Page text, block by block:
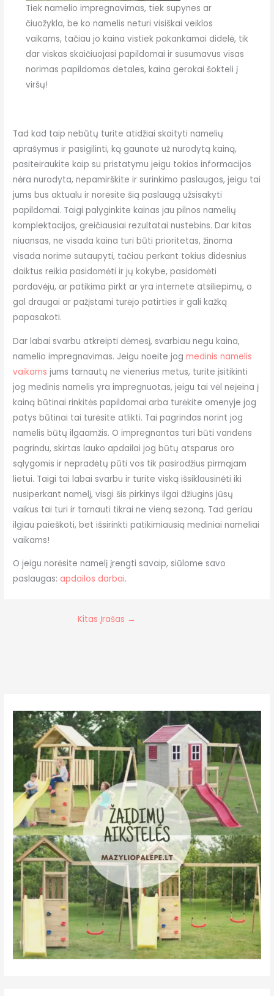
Tiek namelio impregnavimas, tiek supynes ar
čiuožykla, be ko namelis neturi visiškai veiklos
vaikams, tačiau jo kaina vistiek pakankamai didelė, tik
dar viskas skaičiuojasi papildomai ir susumavus visas
norimas papildomas detales, kaina gerokai šokteli į
viršų!
Tad kad taip nebūtų turite atidžiai skaityti namelių
aprašymus ir pasigilinti, ką gaunate už nurodytą kainą,
pasiteiraukite kaip su pristatymu jeigu tokios informacijos
nėra nurodyta, nepamirškite ir surinkimo paslaugos, jeigu tai
jums bus aktualu ir norėsite šią paslaugą užsisakyti
papildomai. Taigi palyginkite kainas jau pilnos namelių
komplektacijos, greičiausiai rezultatai nustebins. Dar kitas
niuansas, ne visada kaina turi būti prioritetas, žinoma
visada norime sutaupyti, tačiau perkant tokius didesnius
daiktus reikia pasidomėti ir jų kokybe, pasidomėti
pardavėju, ar patikima pirkt ar yra internete atsiliepimų, o
gal draugai ar pažįstami turėjo patirties ir gali kažką
papasakoti.
Dar labai svarbu atkreipti dėmesį, svarbiau negu kaina,
namelio impregnavimas. Jeigu noeite jogmedinis namelis
vaikams jums tarnautų ne vienerius metus, turite įsitikinti
jog medinis namelis yra impregnuotas, jeigu tai vėl neįeina į
kainą būtinai rinkitės papildomai arba turėkite omenyje jog
patys būtinai tai turėsite atlikti. Tai pagrindas norint jog
namelis būtų ilgaamžis. O impregnantas turi būti vandens
pagrindu, skirtas lauko apdailai jog būtų atsparus oro
sąlygomis ir nepradėtų pūti vos tik pasirodžius pirmąjam
lietui. Taigi tai labai svarbu ir turite viską išsiklausinėti iki
nusiperkant namelį, visgi šis pirkinys ilgai džiugins jūsų
vaikus tai turi ir tarnauti tikrai ne vieną sezoną. Tad geriau
ilgiau paieškoti, bet išsirinkti patikimiausią mediniai nameliai
vaikams!
O jeigu norėsite namelį įrengti savaip, siūlome savo
paslaugas: apdailos darbai.
Kitas Įrašas →